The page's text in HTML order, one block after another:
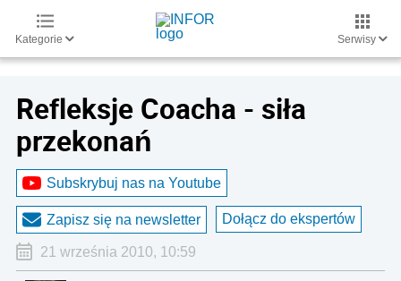
Kategorie Serwisy
Refleksje Coacha - siła
przekonań
Subskrybuj nas na Youtube
Zapisz się na newsletter Dołącz do ekspertów
21 września 2010, 10:59